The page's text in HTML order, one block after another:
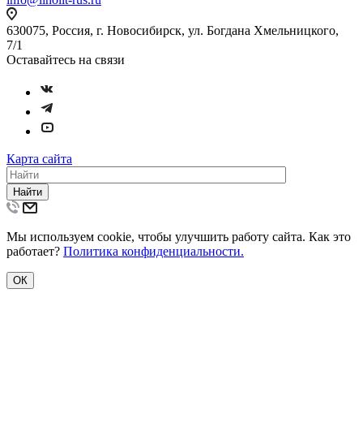
630075, Россия, г. Новосибирск, ул. Богдана Хмельницкого,
7/1
Оставайтесь на связи
Карта сайта
Найти
Мы используем cookie, чтобы улучшить работу сайта. Как это
работает? Политика конфиденциальности.
ОК